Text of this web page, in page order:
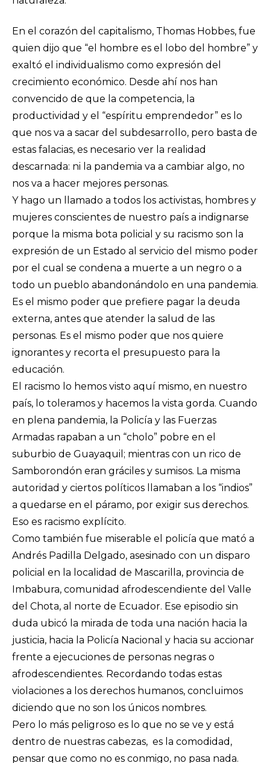
En el corazón del capitalismo, Thomas Hobbes, fue
quien dijo que “el hombre es el lobo del hombre” y
exaltó el individualismo como expresión del
crecimiento económico. Desde ahí nos han
convencido de que la competencia, la
productividad y el “espíritu emprendedor” es lo
que nos va a sacar del subdesarrollo, pero basta de
estas falacias, es necesario ver la realidad
descarnada: ni la pandemia va a cambiar algo, no
nos va a hacer mejores personas.
Y hago un llamado a todos los activistas, hombres y
mujeres conscientes de nuestro país a indignarse
porque la misma bota policial y su racismo son la
expresión de un Estado al servicio del mismo poder
por el cual se condena a muerte a un negro o a
todo un pueblo abandonándolo en una pandemia.
Es el mismo poder que prefiere pagar la deuda
externa, antes que atender la salud de las
personas. Es el mismo poder que nos quiere
ignorantes y recorta el presupuesto para la
educación.
El racismo lo hemos visto aquí mismo, en nuestro
país, lo toleramos y hacemos la vista gorda. Cuando
en plena pandemia, la Policía y las Fuerzas
Armadas rapaban a un “cholo” pobre en el
suburbio de Guayaquil; mientras con un rico de
Samborondón eran gráciles y sumisos. La misma
autoridad y ciertos políticos llamaban a los “indios”
a quedarse en el páramo, por exigir sus derechos.
Eso es racismo explícito.
Como también fue miserable el policía que mató a
Andrés Padilla Delgado, asesinado con un disparo
policial en la localidad de Mascarilla, provincia de
Imbabura, comunidad afrodescendiente del Valle
del Chota, al norte de Ecuador. Ese episodio sin
duda ubicó la mirada de toda una nación hacia la
justicia, hacia la Policía Nacional y hacia su accionar
frente a ejecuciones de personas negras o
afrodescendientes. Recordando todas estas
violaciones a los derechos humanos, concluimos
diciendo que no son los únicos nombres.
Pero lo más peligroso es lo que no se ve y está
dentro de nuestras cabezas, es la comodidad,
pensar que como no es conmigo, no pasa nada.